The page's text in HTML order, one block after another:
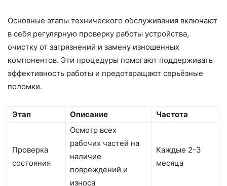
Основные этапы технического обслуживания включают
в себя регулярную проверку работы устройства,
очистку от загрязнений и замену изношенных
компонентов. Эти процедуры помогают поддерживать
эффективность работы и предотвращают серьёзные
поломки.
Этап Описание Частота
Проверка
состояния
Осмотр всех
рабочих частей на
наличие
повреждений и
износа
Каждые 2-3
месяца